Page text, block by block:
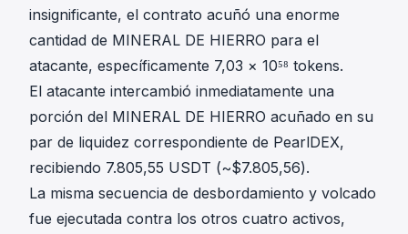
insignificante, el contrato acuñó una enorme
cantidad de MINERAL DE HIERRO para el
atacante, específicamente 7,03 × 10⁵⁸ tokens.
El atacante intercambió inmediatamente una
porción del MINERAL DE HIERRO acuñado en su
par de liquidez correspondiente de PearlDEX,
recibiendo 7.805,55 USDT (~$7.805,56).
La misma secuencia de desbordamiento y volcado
fue ejecutada contra los otros cuatro activos,